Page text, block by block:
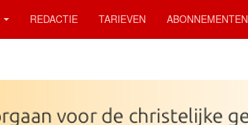
REDACTIE TARIEVEN ABONNEMENTEN